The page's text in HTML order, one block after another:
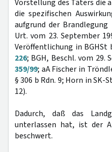
Vorstellung des Täters die
die spezifischen
aufgrund der
Urt. vom 23. September
Veröffentlichung in
226; BGH, Beschl. vom 29.
359/99; aA Fischer in
§ 306 b Rdn. 9; Horn in SK-
12).
Dadurch, daß das
unterlassen hat, ist der
beschwert.